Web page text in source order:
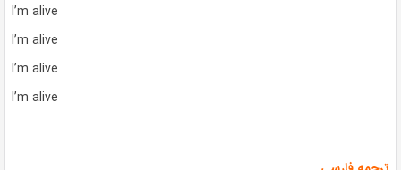
I’m alive
I’m alive
I’m alive
I’m alive